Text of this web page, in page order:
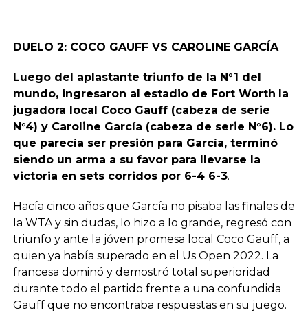
DUELO 2: COCO GAUFF VS CAROLINE GARCÍA
Luego del aplastante triunfo de la N°1 del
mundo, ingresaron al estadio de Fort Worth la
jugadora local Coco Gauff (cabeza de serie
N°4) y Caroline García (cabeza de serie N°6). Lo
que parecía ser presión para García, terminó
siendo un arma a su favor para llevarse la
victoria en sets corridos por 6-4 6-3.
Hacía cinco años que García no pisaba las finales de
la WTA y sin dudas, lo hizo a lo grande, regresó con
triunfo y ante la jóven promesa local Coco Gauff, a
quien ya había superado en el Us Open 2022. La
francesa dominó y demostró total superioridad
durante todo el partido frente a una confundida
Gauff que no encontraba respuestas en su juego.